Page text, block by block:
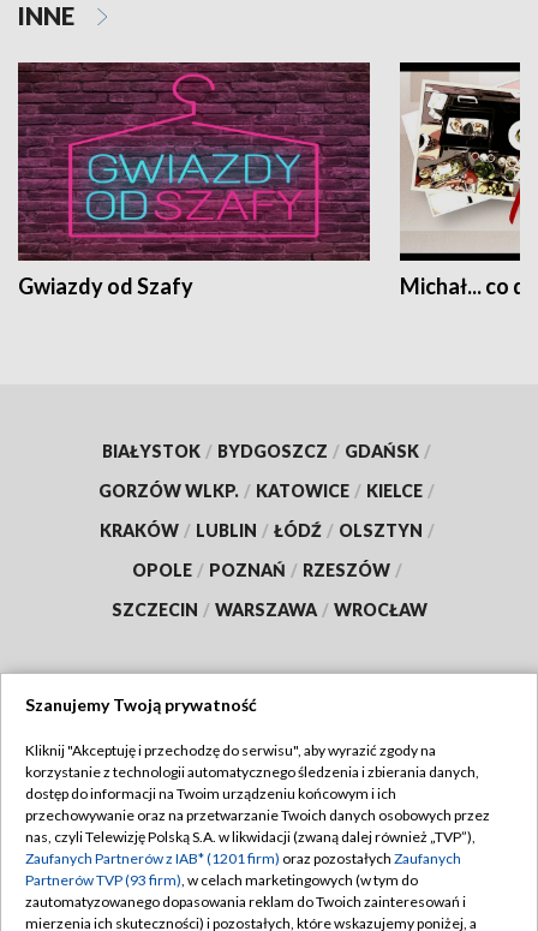
INNE
Gwiazdy od Szafy Michał... co
BIAŁYSTOK / BYDGOSZCZ / GDAŃSK /
GORZÓW WLKP. / KATOWICE / KIELCE /
KRAKÓW / LUBLIN / ŁÓDŹ / OLSZTYN /
OPOLE / POZNAŃ / RZESZÓW /
SZCZECIN / WARSZAWA / WROCŁAW
TVP
Abonament TVP
Emisja w TVP
Centrum informacji TVP
Regulamin TVP
Polityka prywatności
Moje zgody
Szanujemy Twoją prywatność
Kliknij "Akceptuję i przechodzę do serwisu", aby wyrazić zgody na
korzystanie z technologii automatycznego śledzenia i zbierania danych,
dostęp do informacji na Twoim urządzeniu końcowym i ich
przechowywanie oraz na przetwarzanie Twoich danych osobowych przez
nas, czyli Telewizję Polską S.A. w likwidacji (zwaną dalej również „TVP”),
Zaufanych Partnerów z IAB* (1201 firm) oraz pozostałych Zaufanych
Partnerów TVP (93 firm), w celach marketingowych (w tym do
zautomatyzowanego dopasowania reklam do Twoich zainteresowań i
mierzenia ich skuteczności) i pozostałych, które wskazujemy poniżej, a